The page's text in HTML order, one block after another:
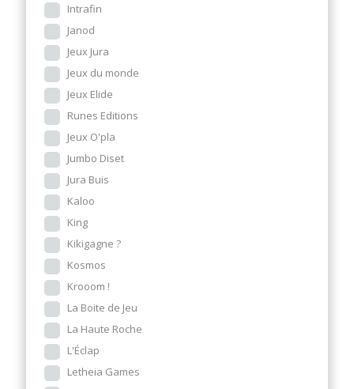
Intrafin
Janod
Jeux Jura
Jeux du monde
Jeux Elide
Runes Editions
Jeux O'pla
Jumbo Diset
Jura Buis
Kaloo
King
Kikigagne ?
Kosmos
Krooom !
La Boite de Jeu
La Haute Roche
L'Éclap
Letheia Games